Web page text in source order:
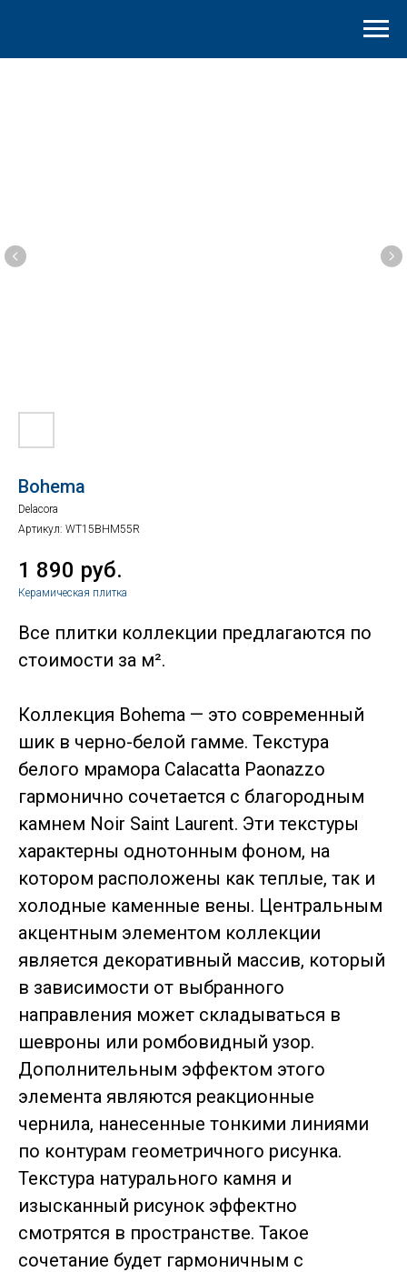
Bohema
Delacora
Артикул: WT15BHM55R
1 890 руб.
Керамическая плитка
Все плитки коллекции предлагаются по
стоимости за м².
Коллекция Bohema — это современный
шик в черно-белой гамме. Текстура
белого мрамора Calacatta Paonazzo
гармонично сочетается с благородным
камнем Noir Saint Laurent. Эти текстуры
характерны однотонным фоном, на
котором расположены как теплые, так и
холодные каменные вены. Центральным
акцентным элементом коллекции
является декоративный массив, который
в зависимости от выбранного
направления может складываться в
шевроны или ромбовидный узор.
Дополнительным эффектом этого
элемента являются реакционные
чернила, нанесенные тонкими линиями
по контурам геометричного рисунка.
Текстура натурального камня и
изысканный рисунок эффектно
смотрятся в пространстве. Такое
сочетание будет гармоничным с